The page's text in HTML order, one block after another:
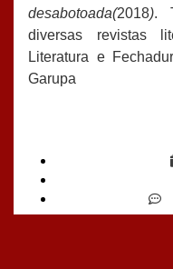
desabotoada(2018).
diversas revistas
Literatura e
Garupa